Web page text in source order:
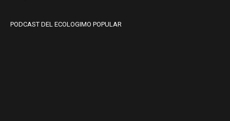
PODCAST DEL ECOLOGIMO POPULAR